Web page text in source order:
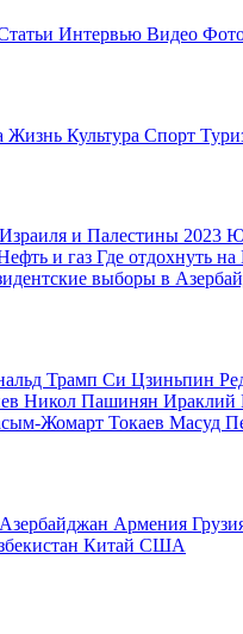
Интервью Видео
Жизнь Культура Спорт
и Палестины 2023
и газ Где отдохнуть на
выборы в
Трамп Си Цзиньпин
Никол Пашинян Ираклий
Жомарт Токаев Масуд
Азербайджан Армения
Китай США